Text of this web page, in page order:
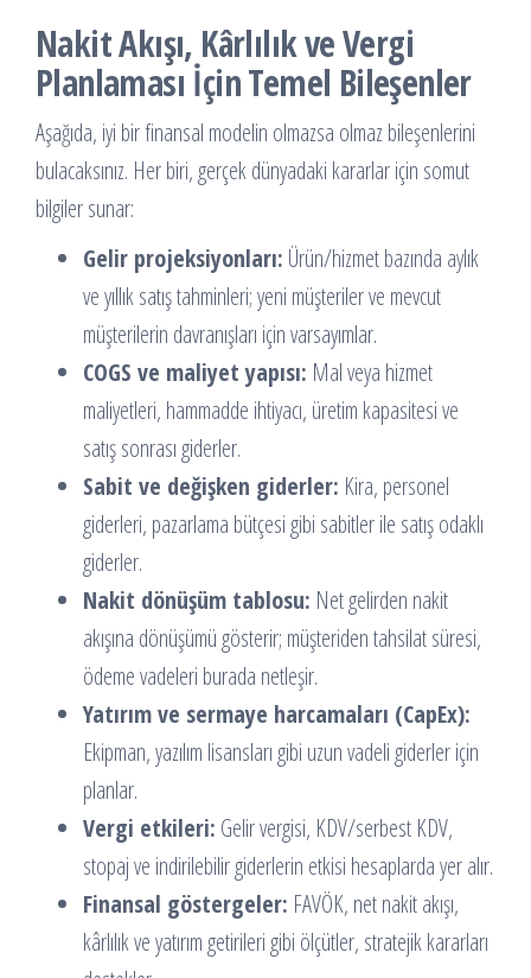
Nakit Akışı, Kârlılık ve Vergi
Planlaması İçin Temel Bileşenler
Aşağıda, iyi bir finansal modelin olmazsa olmaz bileşenlerini
bulacaksınız. Her biri, gerçek dünyadaki kararlar için somut
bilgiler sunar:
Gelir projeksiyonları: Ürün/hizmet bazında aylık
ve yıllık satış tahminleri; yeni müşteriler ve mevcut
müşterilerin davranışları için varsayımlar.
COGS ve maliyet yapısı: Mal veya hizmet
maliyetleri, hammadde ihtiyacı, üretim kapasitesi ve
satış sonrası giderler.
Sabit ve değişken giderler: Kira, personel
giderleri, pazarlama bütçesi gibi sabitler ile satış odaklı
giderler.
Nakit dönüşüm tablosu: Net gelirden nakit
akışına dönüşümü gösterir; müşteriden tahsilat süresi,
ödeme vadeleri burada netleşir.
Yatırım ve sermaye harcamaları (CapEx):
Ekipman, yazılım lisansları gibi uzun vadeli giderler için
planlar.
Vergi etkileri: Gelir vergisi, KDV/serbest KDV,
stopaj ve indirilebilir giderlerin etkisi hesaplarda yer alır.
Finansal göstergeler: FAVÖK, net nakit akışı,
kârlılık ve yatırım getirileri gibi ölçütler, stratejik kararları